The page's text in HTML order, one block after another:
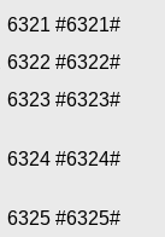
6321 #6321#
6322 #6322#
6323 #6323#
6324 #6324#
6325 #6325#